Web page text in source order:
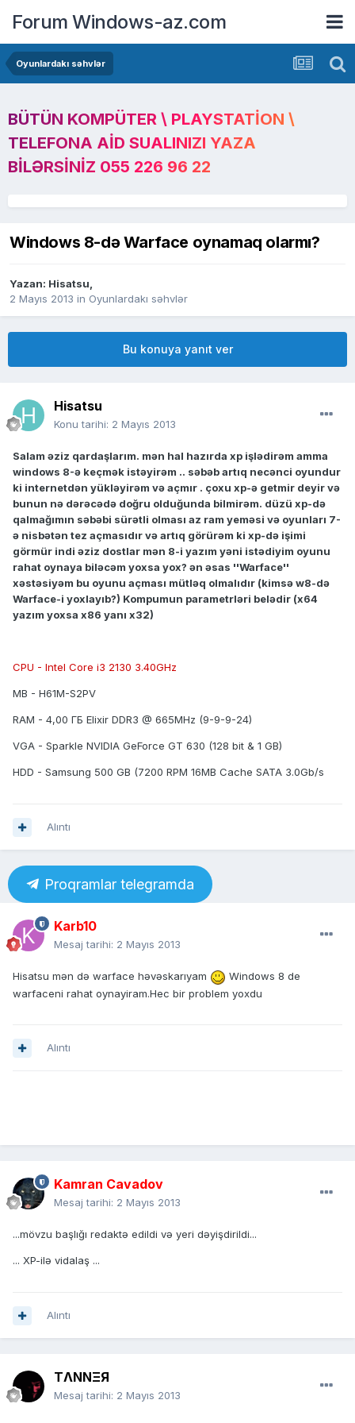
Forum Windows-az.com
Oyunlardakı səhvlər
BÜTÜN KOMPÜTER \ PLAYSTATION \
TELEFONA AID SUALINIZI YAZA
BILƏRSINIZ 055 226 96 22
Windows 8-də Warface oynamaq olarmı?
Yazan: Hisatsu,
2 Mayıs 2013 in Oyunlardakı səhvlər
Bu konuya yanıt ver
Hisatsu
Konu tarihi: 2 Mayıs 2013
Salam əziz qardaşlarım. mən hal hazırda xp işlədirəm amma
windows 8-ə keçmək istəyirəm .. səbəb artıq necənci oyundur
ki internetdən yükləyirəm və açmır . çoxu xp-ə getmir deyir və
bunun nə dərəcədə doğru olduğunda bilmirəm. düzü xp-də
qalmağımın səbəbi sürətli olması az ram yeməsi və oyunları 7-
ə nisbətən tez açmasıdır və artıq görürəm ki xp-də işimi
görmür indi əziz dostlar mən 8-i yazım yəni istədiyim oyunu
rahat oynaya biləcəm yoxsa yox? ən əsas ''Warface''
xəstəsiyəm bu oyunu açması mütləq olmalıdır (kimsə w8-də
Warface-i yoxlayıb?) Kompumun parametrləri belədir (x64
yazım yoxsa x86 yanı x32)
CPU - Intel Core i3 2130 3.40GHz
MB - H61M-S2PV
RAM - 4,00 ГБ Elixir DDR3 @ 665MHz (9-9-9-24)
VGA - Sparkle NVIDIA GeForce GT 630 (128 bit & 1 GB)
HDD - Samsung 500 GB (7200 RPM 16MB Cache SATA 3.0Gb/s
Alıntı
Proqramlar telegramda
Karb10
Mesaj tarihi: 2 Mayıs 2013
Hisatsu mən də warface həvəskarıyam
Windows 8 de
warfaceni rahat oynayiram.Hec bir problem yoxdu
Alıntı
Kamran Cavadov
Mesaj tarihi: 2 Mayıs 2013
...mövzu başlığı redaktə edildi və yeri dəyişdirildi...
... XP-ilə vidalaş ...
Alıntı
TΛNNΞЯ
Mesaj tarihi: 2 Mayıs 2013